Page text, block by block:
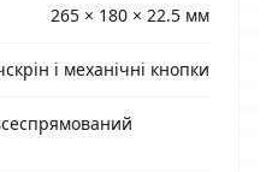
265 × 180 × 22.5 мм
і механічні кнопки